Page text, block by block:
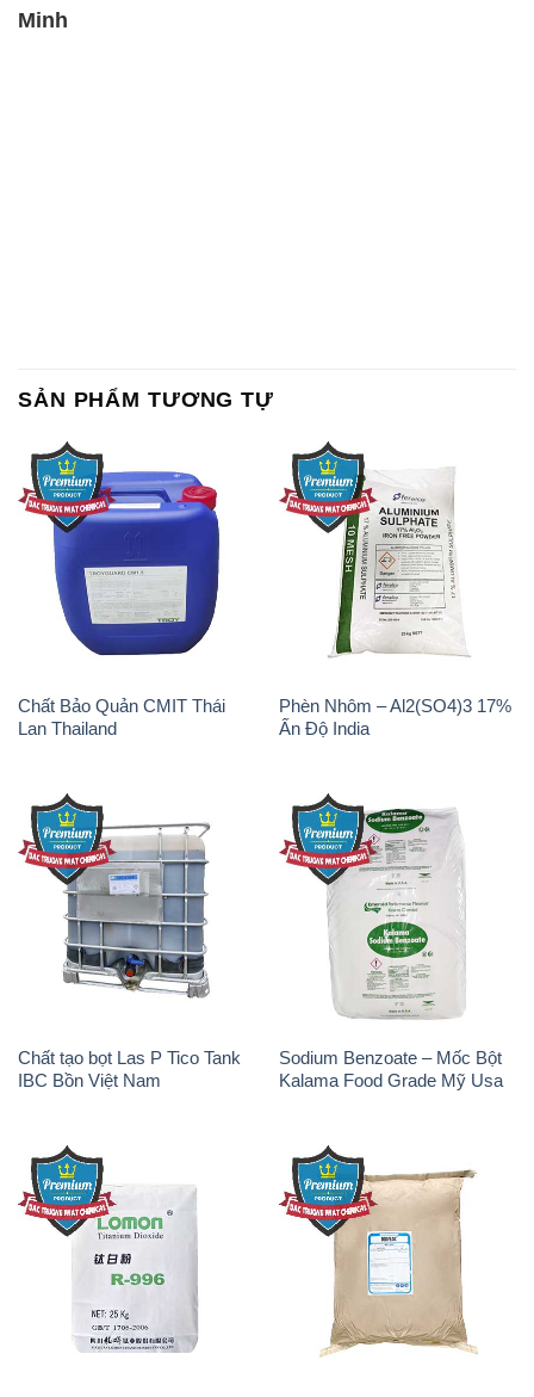
Minh
SẢN PHẨM TƯƠNG TỰ
Chất Bảo Quản CMIT Thái
Lan Thailand
Phèn Nhôm – Al2(SO4)3 17%
Ấn Độ India
Chất tạo bọt Las P Tico Tank
IBC Bồn Việt Nam
Sodium Benzoate – Mốc Bột
Kalama Food Grade Mỹ Usa